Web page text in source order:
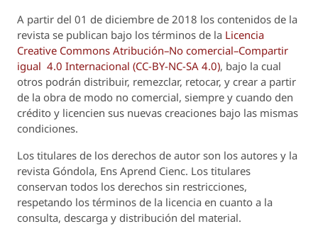
A partir del 01 de diciembre de 2018 los contenidos de la
revista se publican bajo los términos de la Licencia
Creative Commons Atribución–No comercial–Compartir
igual 4.0 Internacional (CC-BY-NC-SA 4.0), bajo la cual
otros podrán distribuir, remezclar, retocar, y crear a partir
de la obra de modo no comercial, siempre y cuando den
crédito y licencien sus nuevas creaciones bajo las mismas
condiciones.
Los titulares de los derechos de autor son los autores y la
revista Góndola, Ens Aprend Cienc. Los titulares
conservan todos los derechos sin restricciones,
respetando los términos de la licencia en cuanto a la
consulta, descarga y distribución del material.